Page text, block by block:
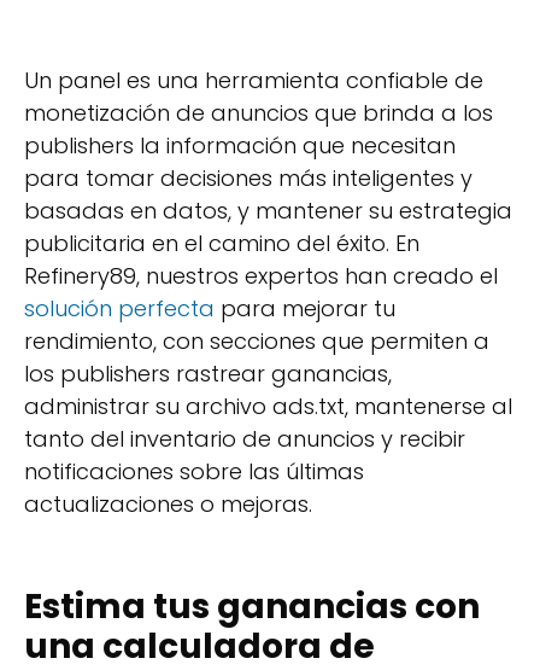
Un panel es una herramienta confiable de
monetización de anuncios que brinda a los
publishers la información que necesitan
para tomar decisiones más inteligentes y
basadas en datos, y mantener su estrategia
publicitaria en el camino del éxito. En
Refinery89, nuestros expertos han creado el
solución perfecta para mejorar tu
rendimiento, con secciones que permiten a
los publishers rastrear ganancias,
administrar su archivo ads.txt, mantenerse al
tanto del inventario de anuncios y recibir
notificaciones sobre las últimas
actualizaciones o mejoras.
Estima tus ganancias con
una calculadora de